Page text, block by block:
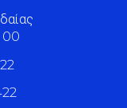
00